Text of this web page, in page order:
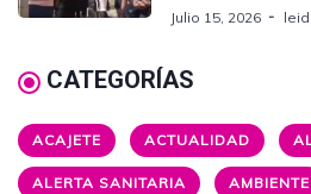
Julio 15, 2026
CATEGORÍAS
ACAJETE ACTUALIDAD
ALERTA SANITARIA AMBIENTE